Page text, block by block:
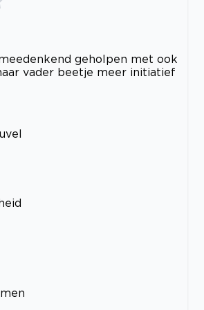
geholpen met ook
vader beetje meer initiatief